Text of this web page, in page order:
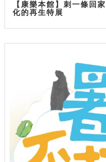
【康樂本館】刺一條回
化的再生特展